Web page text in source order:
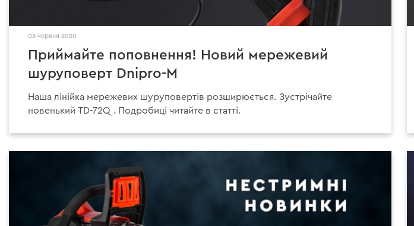
08 червня 2020
Приймайте поповнення! Новий мережевий
шуруповерт Dnipro-M
Наша лінійка мережевих шуруповертів розширюється. Зустрічайте
новенький TD-72Q. Подробиці читайте в статті.